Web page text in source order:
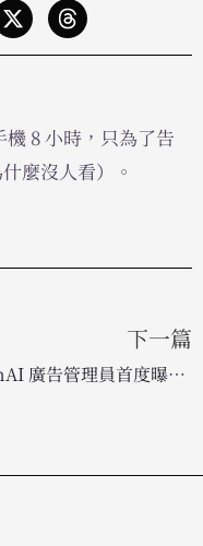
8 小時，只為了告
麼沒人看）。
下一篇
OpenAI 廣告管理員首度曝光！ChatGPT 正式進軍廣告市場，挑戰搜尋廣告現有版圖